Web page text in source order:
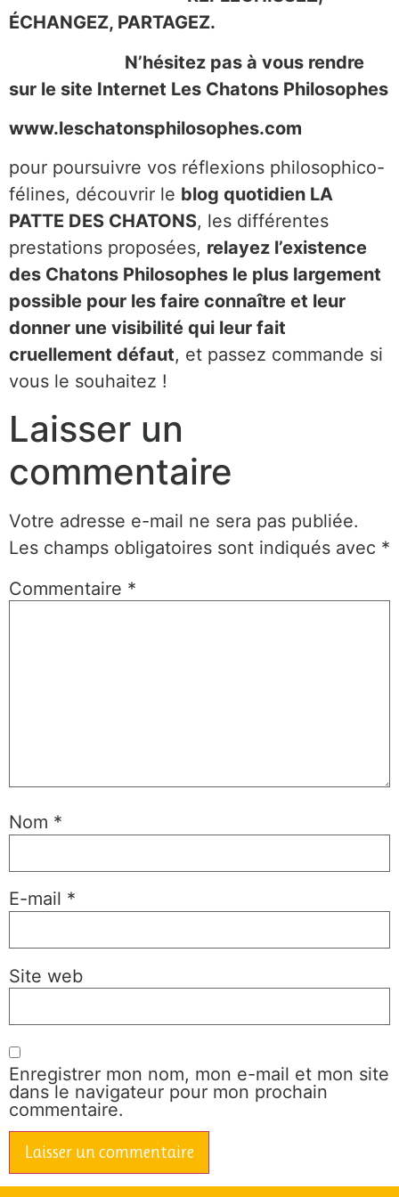
ÉCHANGEZ, PARTAGEZ.
N’hésitez pas à vous rendre
sur le site Internet Les Chatons Philosophes
www.leschatonsphilosophes.com
pour poursuivre vos réflexions philosophico-
félines, découvrir le blog quotidien LA
PATTE DES CHATONS, les différentes
prestations proposées, relayez l’existence
des Chatons Philosophes le plus largement
possible pour les faire connaître et leur
donner une visibilité qui leur fait
cruellement défaut, et passez commande si
vous le souhaitez !
Laisser un
commentaire
Votre adresse e-mail ne sera pas publiée.
Les champs obligatoires sont indiqués avec *
Commentaire *
Nom *
E-mail *
Site web
Enregistrer mon nom, mon e-mail et mon site
dans le navigateur pour mon prochain
commentaire.